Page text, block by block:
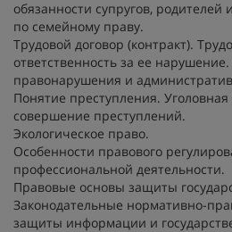
обязанности супругов, родителей
по семейному праву.
Трудовой договор (контракт).
ответственность за ее
правонарушения и
Понятие преступления. Уголовная
совершение преступлений.
Экологическое право.
Особенности правового
профессиональной деятельности.
Правовые основы защиты
Законодательные нормативно-
защиты информации и